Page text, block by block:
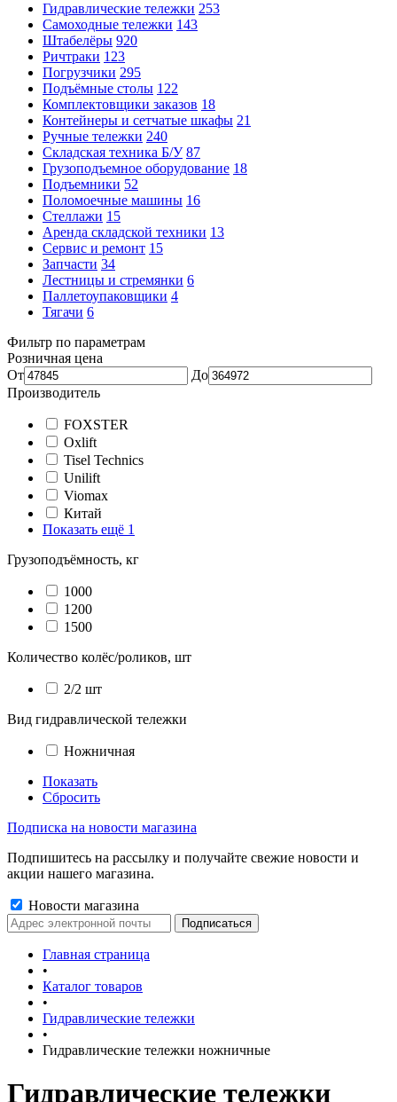
Гидравлические тележки 253
Самоходные тележки 143
Штабелёры 920
Ричтраки 123
Погрузчики 295
Подъёмные столы 122
Комплектовщики заказов 18
Контейнеры и сетчатые шкафы 21
Ручные тележки 240
Складская техника Б/У 87
Грузоподъемное оборудование 18
Подъемники 52
Поломоечные машины 16
Стеллажи 15
Аренда складской техники 13
Сервис и ремонт 15
Запчасти 34
Лестницы и стремянки 6
Паллетоупаковщики 4
Тягачи 6
Фильтр по параметрам
Розничная цена
От
До
Производитель
FOXSTER
Oxlift
Tisel Technics
Unilift
Viomax
Китай
Показать ещё 1
Грузоподъёмность, кг
1000
1200
1500
Количество колёс/роликов, шт
2/2 шт
Вид гидравлической тележки
Ножничная
Показать
Сбросить
Подписка на новости магазина
Подпишитесь на рассылку и получайте свежие новости и
акции нашего магазина.
Новости магазина
Главная страница
•
Каталог товаров
•
Гидравлические тележки
•
Гидравлические тележки ножничные
Гидравлические тележки